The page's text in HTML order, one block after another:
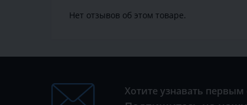
Нет отзывов об этом товаре.
Хотите узнавать первым